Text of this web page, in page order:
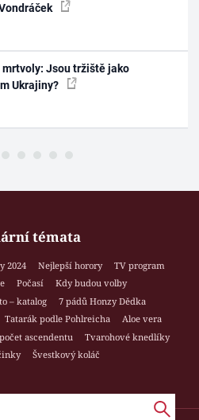
mrtvoly: Jsou tržiště jako
Ukrajiny?
témata
2024 Nejlepší horory
TV program
Počasí
Kdy budou volby
– katalog
7 pádů Honzy Dědka
Tatarák podle Pohlreicha
Aloe vera
ascendentu
Tvarohové knedlíky
Švestkový koláč